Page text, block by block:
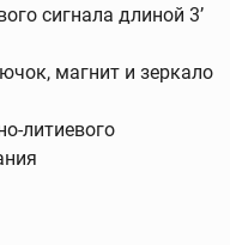
сигнала длиной 3’
магнит и зеркало
литиевого